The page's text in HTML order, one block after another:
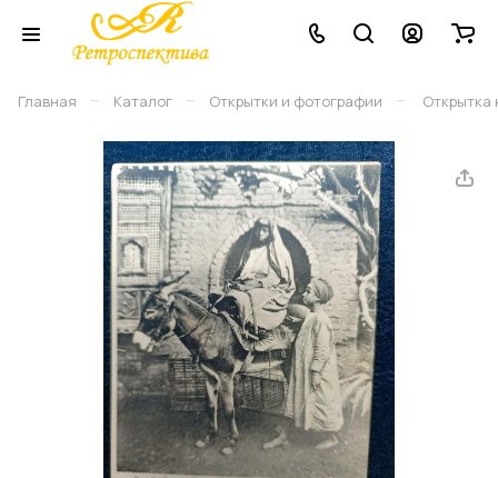
Главная – Каталог – Открытки и фотографии – Открытка